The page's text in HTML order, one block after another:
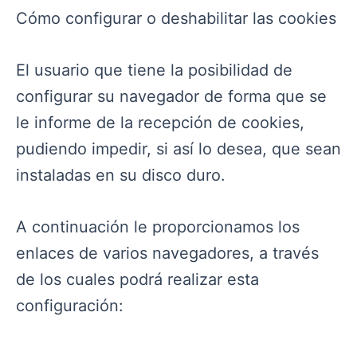
Cómo configurar o deshabilitar las cookies
El usuario que tiene la posibilidad de
configurar su navegador de forma que se
le informe de la recepción de cookies,
pudiendo impedir, si así lo desea, que sean
instaladas en su disco duro.
A continuación le proporcionamos los
enlaces de varios navegadores, a través
de los cuales podrá realizar esta
configuración: